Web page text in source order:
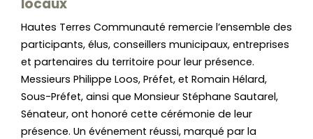
Hautes Terres Communauté remercie l’ensemble des
participants, élus, conseillers municipaux, entreprises
et partenaires du territoire pour leur présence.
Messieurs Philippe Loos, Préfet, et Romain Hélard,
Sous-Préfet, ainsi que Monsieur Stéphane Sautarel,
Sénateur, ont honoré cette cérémonie de leur
présence. Un événement réussi, marqué par la